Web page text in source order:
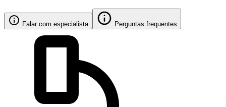
Falar com especialista Perguntas frequentes